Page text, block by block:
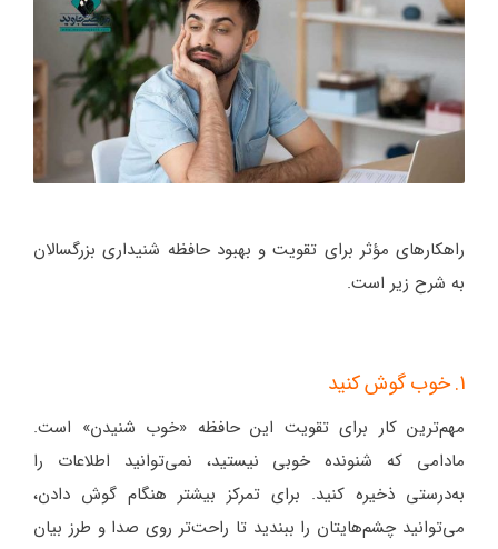
راهکارهای مؤثر برای تقویت و بهبود حافظه شنیداری بزرگسالان
به شرح زیر است.
1. خوب گوش کنید
مهم‌ترین کار برای تقویت این حافظه «خوب شنیدن» است.
مادامی که شنونده خوبی نیستید، نمی‌توانید اطلاعات را
به‌درستی ذخیره کنید. برای تمرکز بیشتر هنگام گوش دادن،
می‌توانید چشم‌هایتان را ببندید تا راحت‌تر روی صدا و طرز بیان